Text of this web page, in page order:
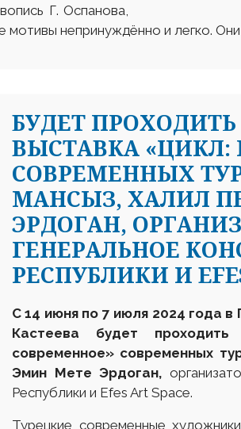
живопись Г. Оспанова, В.
непринуждённо и легко.
БУДЕТ
ВЫСТАВКА «ЦИКЛ:
СОВРЕМЕННЫХ
МАНСЫЗ, ХАЛИЛ
ЭРДОГАН,
ГЕНЕРАЛЬНОЕ
РЕСПУБЛИКИ И
C 14 июня по 7 июля 2024 года в
Кастеева будет проходить
современное» современных
Эмин Мете Эрдоган,
Республики и Efes Art Space.
Турецкие современные